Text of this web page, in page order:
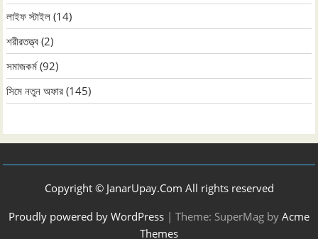
লাইফ স্টাইল (14)
শরীরতত্ত্ব (2)
সমাজকর্ম(92)
সিমে নতুন ‍অফার (145)
Copyright © JanarUpay.Com All rights reserved
Proudly powered by WordPress | Theme: SuperMag by Acme
Themes